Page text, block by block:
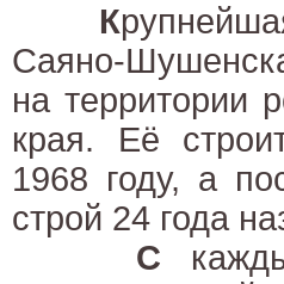
К
Саяно-
на территории
края. Её
1968 году, а
строй 24 года
С